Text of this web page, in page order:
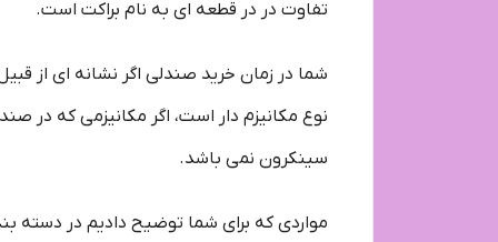
تفاوت در در قطعه ای به نام براکت است.
شما در زمان خرید صندلی اگر نشانه ای
سینکرون نمی باشد.
مواردی که برای شما توضیح دادیم در دسته